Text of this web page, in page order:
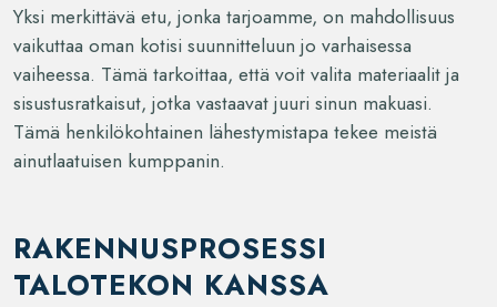
Yksi merkittävä etu, jonka tarjoamme, on mahdollisuus
vaikuttaa oman kotisi suunnitteluun jo varhaisessa
vaiheessa. Tämä tarkoittaa, että voit valita materiaalit ja
sisustusratkaisut, jotka vastaavat juuri sinun makuasi.
Tämä henkilökohtainen lähestymistapa tekee meistä
ainutlaatuisen kumppanin.
RAKENNUSPROSESSI
TALOTEKON KANSSA